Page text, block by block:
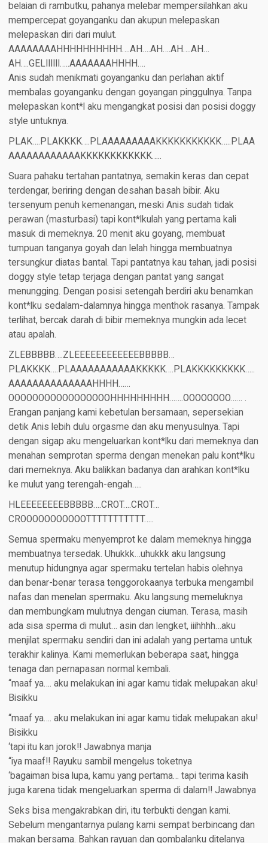
belaian di rambutku, pahanya melebar mempersilahkan aku
mempercepat goyanganku dan akupun melepaskan
melepaskan diri dari mulut.
AAAAAAAAHHHHHHHHHH….AH….AH….AH….AH…
AH….GELIIIIII…..AAAAAAAHHHH….
Anis sudah menikmati goyanganku dan perlahan aktif
membalas goyanganku dengan goyangan pinggulnya. Tanpa
melepaskan kont*l aku mengangkat posisi dan posisi doggy
style untuknya.
PLAK….PLAKKKK….PLAAAAAAAAAKKKKKKKKKKK…..PLAA
AAAAAAAAAAAAKKKKKKKKKKKK…..
Suara pahaku tertahan pantatnya, semakin keras dan cepat
terdengar, beriring dengan desahan basah bibir. Aku
tersenyum penuh kemenangan, meski Anis sudah tidak
perawan (masturbasi) tapi kont*lkulah yang pertama kali
masuk di memeknya. 20 menit aku goyang, membuat
tumpuan tanganya goyah dan lelah hingga membuatnya
tersungkur diatas bantal. Tapi pantatnya kau tahan, jadi posisi
doggy style tetap terjaga dengan pantat yang sangat
menungging. Dengan posisi setengah berdiri aku benamkan
kont*lku sedalam-dalamnya hingga menthok rasanya. Tampak
terlihat, bercak darah di bibir memeknya mungkin ada lecet
atau apalah.
ZLEBBBBB….ZLEEEEEEEEEEEEBBBBB…
PLAKKKK….PLAAAAAAAAAAAKKKKK….PLAKKKKKKKKK…..
AAAAAAAAAAAAAAHHHH……
OOOOOOOOOOOOOOOOOHHHHHHHHH…….OOOOOOOO…… .
Erangan panjang kami kebetulan bersamaan, sepersekian
detik Anis lebih dulu orgasme dan aku menyusulnya. Tapi
dengan sigap aku mengeluarkan kont*lku dari memeknya dan
menahan semprotan sperma dengan menekan palu kont*lku
dari memeknya. Aku balikkan badanya dan arahkan kont*lku
ke mulut yang terengah-engah…..
HLEEEEEEEEBBBBB….CROT….CROT…
CROOOOOOOOOOOTTTTTTTTTTT…..
Semua spermaku menyemprot ke dalam memeknya hingga
membuatnya tersedak. Uhukkk…uhukkk aku langsung
menutup hidungnya agar spermaku tertelan habis olehnya
dan benar-benar terasa tenggorokaanya terbuka mengambil
nafas dan menelan spermaku. Aku langsung memeluknya
dan membungkam mulutnya dengan ciuman. Terasa, masih
ada sisa sperma di mulut… asin dan lengket, iiihhhh…aku
menjilat spermaku sendiri dan ini adalah yang pertama untuk
terakhir kalinya. Kami memerlukan beberapa saat, hingga
tenaga dan pernapasan normal kembali.
“maaf ya…. aku melakukan ini agar kamu tidak melupakan aku!
Bisikku
“maaf ya…. aku melakukan ini agar kamu tidak melupakan aku!
Bisikku
‘tapi itu kan jorok!! Jawabnya manja
“iya maaf!! Rayuku sambil mengelus toketnya
‘bagaiman bisa lupa, kamu yang pertama… tapi terima kasih
juga karena tidak mengeluarkan sperma di dalam!! Jawabnya
Seks bisa mengakrabkan diri, itu terbukti dengan kami.
Sebelum mengantarnya pulang kami sempat berbincang dan
makan bersama. Bahkan rayuan dan gombalanku ditelanya